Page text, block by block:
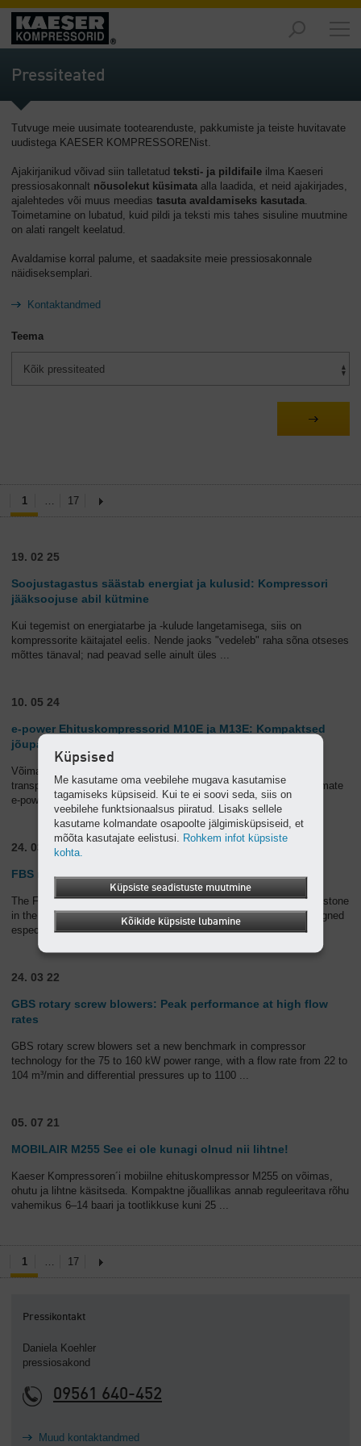
Turud
-
Ülevaade
-
Ülevaade
Lahendused
-
Ülevaade
Teenused
-
-
Ülevaade
Pressiteated
Tutvuge meie uusimate tootearenduste, pakkumiste ja teiste huvitavate
uudistega KAESER KOMPRESSORENist.
Ajakirjanikud võivad siin talletatud teksti- ja pildifaile ilma Kaeseri
pressiosakonnalt nõusolekut küsimata alla laadida, et neid ajakirjades,
ajalehtedes või muus meedias tasuta avaldamiseks kasutada.
Toimetamine on lubatud, kuid pildi ja teksti mis tahes sisuline muutmine
on alati rangelt keelatud.
Avaldamise korral palume, et saadaksite meie pressiosakonnale
näidiseksemplari.
Kontaktandmed
Teema
1 … 17
19. 02 25
Soojustagastus säästab energiat ja kulusid: Kompressori
jääksoojuse abil kütmine
Kui tegemist on energiatarbe ja -kulude langetamisega, siis on
kompressorite käitajatel eelis. Nende jaoks "vedeleb" raha sõna otseses
mõttes tänaval; nad peavad selle ainult üles ...
10. 05 24
e-power Ehituskompressorid M10E ja M13E: Kompaktsed
jõupaketid
Võimas, kerge, vähese müraga, mitmekülgselt kasutatav ja lihtsalt
transporditav: need on ehituskompressorite seeria Mobilair väikseimate
e-power mudelite M10E ja M13E olulisemad tu ...
24. 03 22
FBS rotary screw blowers: Pure efficiency
The FBS rotary screw blower from Kaeser represents the next milestone
in the development of oil-free compression blower technology, designed
especially with water industry applicat...
24. 03 22
GBS rotary screw blowers: Peak performance at high flow
rates
GBS rotary screw blowers set a new benchmark in compressor
technology for the 75 to 160 kW power range, with a flow rate from 22 to
104 m³/min and differential pressures up to 1100 ...
05. 07 21
MOBILAIR M255 See ei ole kunagi olnud nii lihtne!
Kaeser Kompressoren´i mobiilne ehituskompressor M255 on võimas,
ohutu ja lihtne käsitseda. Kompaktne jõuallikas annab reguleeritava rõhu
vahemikus 6–14 baari ja tootlikkuse kuni 25 ...
1 … 17
Pressikontakt
Daniela Koehler
pressiosakond
09561 640-452
Muud kontaktandmed
Küpsised
Me kasutame oma veebilehe mugava kasutamise
tagamiseks küpsiseid. Kui te ei soovi seda, siis on
veebilehe funktsionaalsus piiratud. Lisaks sellele
kasutame kolmandate osapoolte jälgimisküpsiseid, et
mõõta kasutajate eelistusi. Rohkem infot küpsiste
kohta.
Küpsiste seadistuste muutmine
Kõikide küpsiste lubamine